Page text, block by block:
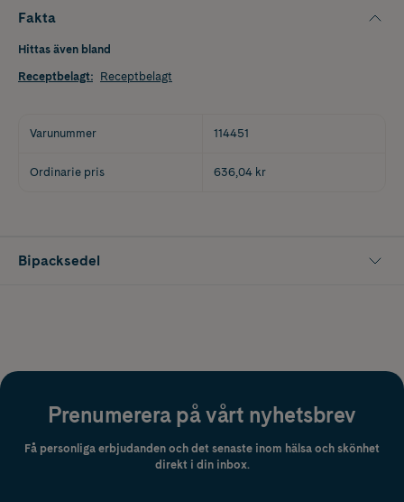
Fakta
Hittas även bland
Receptbelagt: Receptbelagt
Varunummer 114451
Ordinarie pris 636,04 kr
Bipacksedel
Prenumerera på vårt nyhetsbrev
Få personliga erbjudanden och det senaste inom hälsa och skönhet
direkt i din inbox.